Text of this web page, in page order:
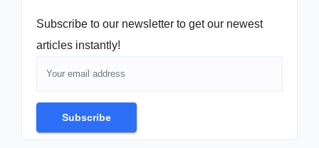
Subscribe to our newsletter to get our newest
articles instantly!
Subscribe